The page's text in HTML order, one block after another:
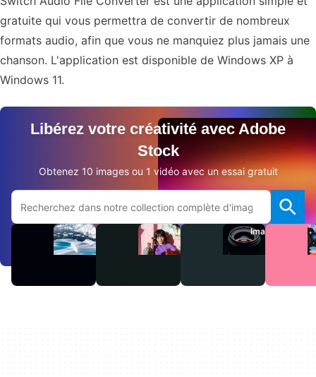
gratuite qui vous permettra de convertir de nombreux
formats audio, afin que vous ne manquiez plus jamais une
chanson. L'application est disponible de Windows XP à
Windows 11.
Libérez votre créativité avec Adobe
Stock
Obtenez 10 images ou 1 vidéo avec un essai gratuit
Rechercher sur le site Adobe.com
Vidéos Audio Images